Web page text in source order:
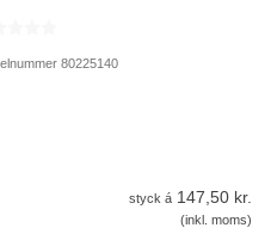
80225140
styck á 147,50 kr.
(inkl. moms)